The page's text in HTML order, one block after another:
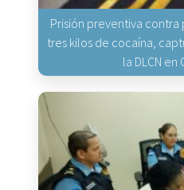
Prisión preventiva
tres kilos de cocaína,
la DLCN